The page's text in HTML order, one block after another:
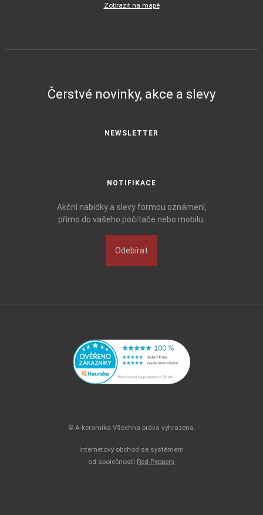
Zobrazit na mapě
Čerstvé novinky, akce a slevy
NEWSLETTER
NOTIFIKACE
Akční nabídky a slevy formou oznámení,
přímo do vašeho počítače nebo mobilu.
Odebírat
© A-keramika Všechna práva vyhrazena.
Internetový obchod se systémem
od společnosti Red Peppers